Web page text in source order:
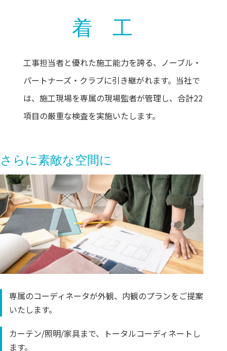
着 工
工事担当者と優れた施工能力を誇る、ノーブル・
パートナーズ・クラブに引き継がれます。当社で
は、施工現場を専属の現場監者が管理し、合計22
項目の厳重な検査を実施いたします。
さらに素敵な空間に
専属のコーディネータが外観、内観のプランをご提案
いたします。
カーテン/照明/家具まで、トータルコーディネートし
ます。